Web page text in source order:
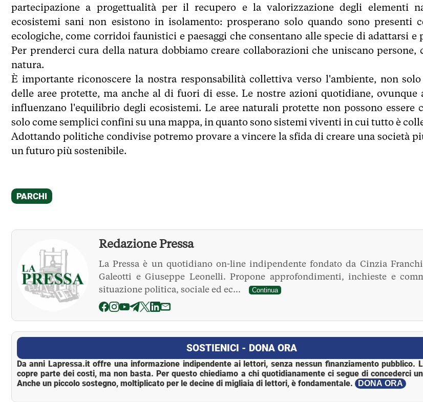
partecipazione a progettualità per il recupero e la valorizzazione degli elementi
ecosistemi sani non esistono in isolamento: prosperano solo quando sono presenti
ecologiche, come corridoi faunistici e paesaggi che consentano alle specie di adattarsi e
Per prenderci cura della natura dobbiamo creare collaborazioni che uniscano persone,
natura.
È importante riconoscere la nostra responsabilità collettiva verso l'ambiente, non
delle aree protette, ma anche al di fuori di esse. Le nostre azioni quotidiane, ovunque
influenzano l'equilibrio degli ecosistemi. Le aree naturali protette non possono essere
solo come semplici confini su una mappa, in quanto sono sistemi viventi in cui tutto è
Adottando politiche condivise potremo provare a vincere la sfida di creare una società
un futuro più sostenibile.
Redazione Pressa
La Pressa è un quotidiano on-line indipendente fondato da Cinzia
Galeotti e Giuseppe Leonelli. Propone approfondimenti, inchieste e
situazione politica, sociale ed ec...
Continua
La Pressa
SOSTIENICI - DONA ORA
Da anni Lapressa.it offre una informazione indipendente ai lettori, senza nessun finanziamento pubblico.
copre parte dei costi, ma non basta. Per questo chiediamo a chi quotidianamente ci segue di concederci
Anche un piccolo sostegno, moltiplicato per le decine di migliaia di lettori, è fondamentale.
DONA ORA